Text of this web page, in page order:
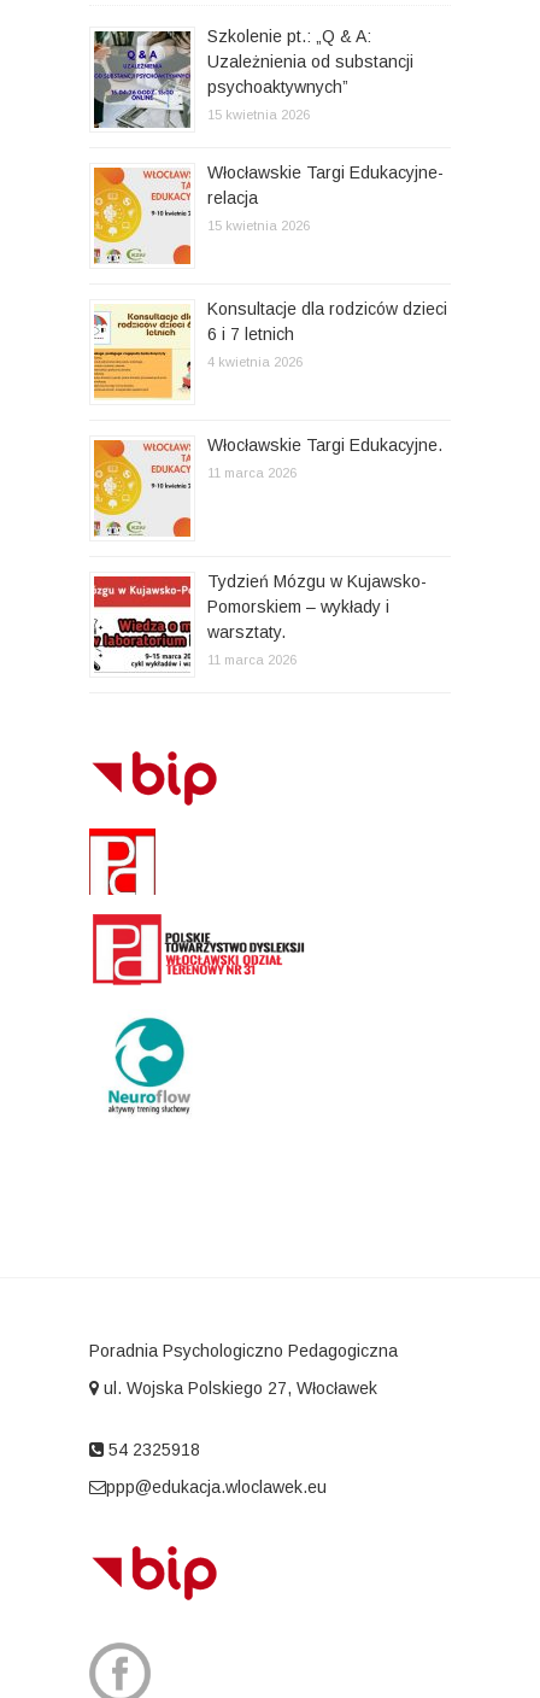
w
p
i
s
u
Szkolenie pt.: „Q & A:
Uzależnienia od substancji
psychoaktywnych”
15 kwietnia 2026
Włocławskie Targi Edukacyjne-
relacja
15 kwietnia 2026
Konsultacje dla rodziców dzieci
6 i 7 letnich
4 kwietnia 2026
Włocławskie Targi Edukacyjne.
11 marca 2026
Tydzień Mózgu w Kujawsko-
Pomorskiem – wykłady i
warsztaty.
11 marca 2026
Poradnia Psychologiczno Pedagogiczna
ul. Wojska Polskiego 27, Włocławek
54 2325918
ppp@edukacja.wloclawek.eu